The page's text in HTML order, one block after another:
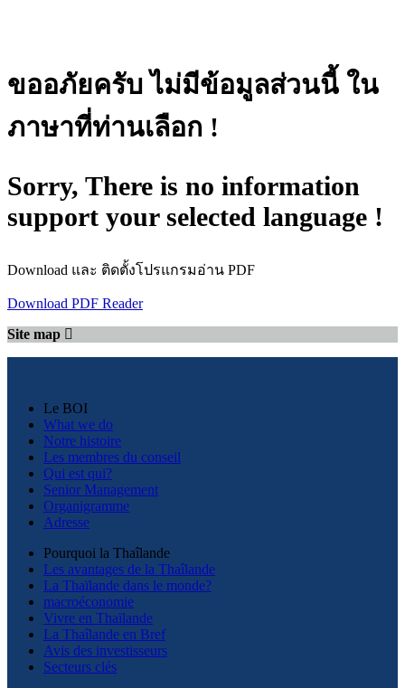
ขออภัยครับ ไม่มีข้อมูลส่วนนี้ ใน
ภาษาที่ท่านเลือก !
Sorry, There is no information
support your selected language !
Download และ ติดตั้งโปรแกรมอ่าน PDF
Download PDF Reader
Site map
Le BOI
What we do
Notre histoire
Les membres du conseil
Qui est qui?
Senior Management
Organigramme
Adresse
Pourquoi la Thaîlande
Les avantages de la Thaîlande
La Thaïlande dans le monde?
macroéconomie
Vivre en Thaïlande
La Thaîlande en Bref
Avis des investisseurs
Secteurs clés